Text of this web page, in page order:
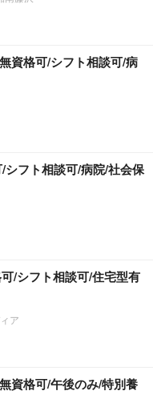
資格可/シフト相談可/病
シフト相談可/病院/社会保
/シフト相談可/住宅型有
ア
資格可/午後のみ/特別養